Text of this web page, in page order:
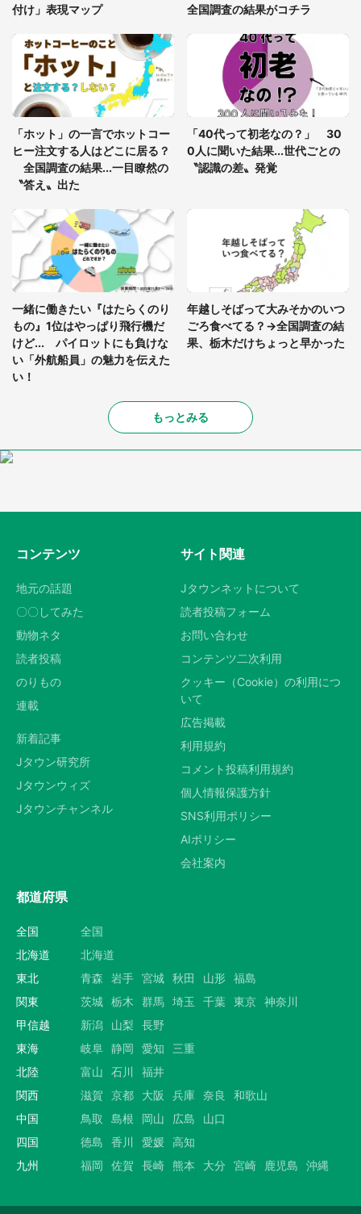
「○○がない街に住んでいます」住人の呟きに30万
人驚がく 何が存在しないか、あなたはわかる？
「修学旅行に途中参加する娘を送って行ったら、真
っ暗な道で遭難状態。なんとか見つけた民家に助け
を求めると、住人の男性が...」
付け」表現マップ
全国調査の結果がコチラ
「ホット」の一言でホットコー
ヒー注文する人はどこに居る？
全国調査の結果...一目瞭然の
〝答え〟出た
「40代って初老なの？」 30
0人に聞いた結果...世代ごとの
〝認識の差〟発覚
一緒に働きたい『はたらくのり
もの』1位はやっぱり飛行機だ
けど... パイロットにも負けな
い「外航船員」の魅力を伝えた
い！
年越しそばって大みそかのいつ
ごろ食べてる？→全国調査の結
果、栃木だけちょっと早かった
もっとみる
コンテンツ
地元の話題
〇〇してみた
動物ネタ
読者投稿
のりもの
連載
新着記事
Jタウン研究所
Jタウンウィズ
Jタウンチャンネル
サイト関連
Jタウンネットについて
読者投稿フォーム
お問い合わせ
コンテンツ二次利用
クッキー（Cookie）の利用につ
いて
広告掲載
利用規約
コメント投稿利用規約
個人情報保護方針
SNS利用ポリシー
AIポリシー
会社案内
都道府県
全国
全国
北海道
北海道
東北
青森 岩手 宮城 秋田 山形 福島
関東
茨城 栃木 群馬 埼玉 千葉 東京 神奈川
甲信越
新潟 山梨
長野
東海
岐阜 静岡 愛知
三重
北陸
富山 石川
福井
関西
滋賀 京都 大阪 兵庫 奈良
和歌山
中国
鳥取 島根 岡山 広島
山口
四国
徳島 香川 愛媛 高知
九州
福岡 佐賀 長崎 熊本 大分 宮崎 鹿児島 沖縄